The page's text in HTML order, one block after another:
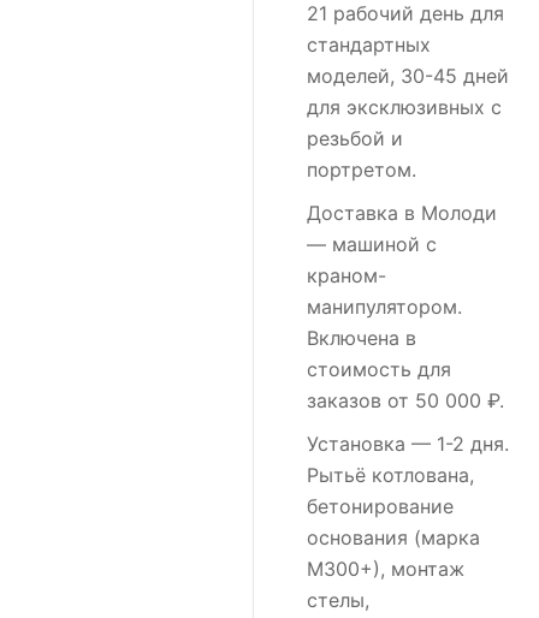
21 рабочий день для
стандартных
моделей, 30-45 дней
для эксклюзивных с
резьбой и
портретом.
Доставка в Молоди
— машиной с
краном-
манипулятором.
Включена в
стоимость для
заказов от 50 000 ₽.
Установка — 1-2 дня.
Рытьё котлована,
бетонирование
основания (марка
М300+), монтаж
стелы,